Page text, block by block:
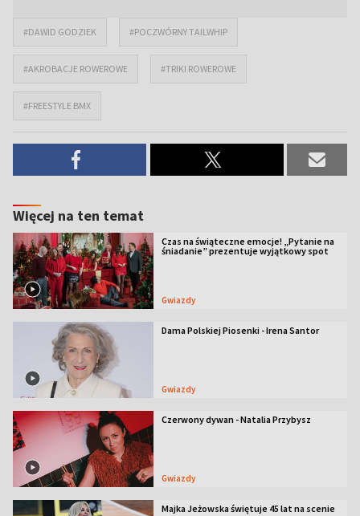
#DAWID GODZIEK #POCZWÓRNY TAILWHIP
#AKROBACJE ROWEROWE #TRIKI ROWEROWE
#FREESTYLE BMX
Więcej na ten temat
Czas na świąteczne emocje! „Pytanie na
śniadanie” prezentuje wyjątkowy spot
Gwiazdy
Dama Polskiej Piosenki - Irena Santor
Gwiazdy
Czerwony dywan - Natalia Przybysz
Gwiazdy
Majka Jeżowska świętuje 45 lat na scenie